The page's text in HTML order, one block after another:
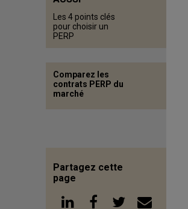
Les 4 points clés
pour choisir un
PERP
Comparez les
contrats PERP du
marché
Partagez cette
page